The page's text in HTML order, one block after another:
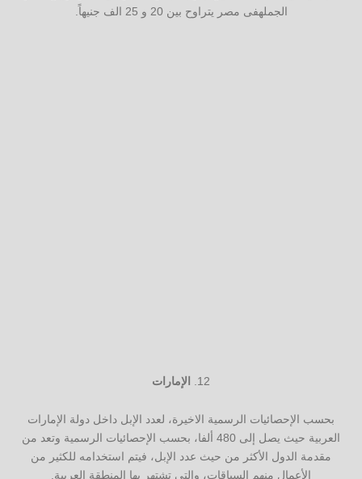
الجملهفى مصر يتراوح بين 20 و 25 الف جنيهاً.
الإمارات
بحسب الإحصائيات الرسمية الاخيرة، لعدد الإبل داخل دولة الإمارات
العربية حيث يصل إلى 480 ألفا، بحسب الإحصائيات الرسمية وتعد من
مقدمة الدول الأكثر من حيث عدد الإبل، فيتم استخدامه للكثير من
الأعمال منهم السباقات، والتي تشتهر بها المنطقة العربية.